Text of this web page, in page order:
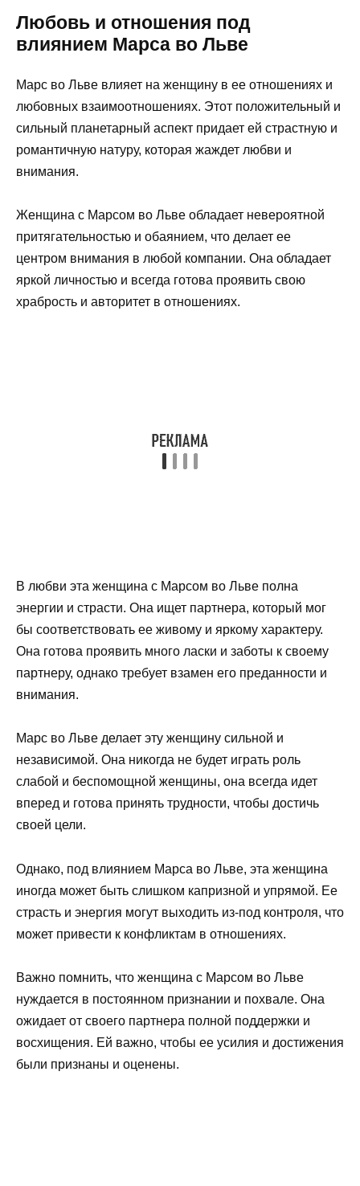
Любовь и отношения под
влиянием Марса во Льве
Марс во Льве влияет на женщину в ее отношениях и
любовных взаимоотношениях. Этот положительный и
сильный планетарный аспект придает ей страстную и
романтичную натуру, которая жаждет любви и
внимания.
Женщина с Марсом во Льве обладает невероятной
притягательностью и обаянием, что делает ее
центром внимания в любой компании. Она обладает
яркой личностью и всегда готова проявить свою
храбрость и авторитет в отношениях.
В любви эта женщина с Марсом во Льве полна
энергии и страсти. Она ищет партнера, который мог
бы соответствовать ее живому и яркому характеру.
Она готова проявить много ласки и заботы к своему
партнеру, однако требует взамен его преданности и
внимания.
Марс во Льве делает эту женщину сильной и
независимой. Она никогда не будет играть роль
слабой и беспомощной женщины, она всегда идет
вперед и готова принять трудности, чтобы достичь
своей цели.
Однако, под влиянием Марса во Льве, эта женщина
иногда может быть слишком капризной и упрямой. Ее
страсть и энергия могут выходить из-под контроля, что
может привести к конфликтам в отношениях.
Важно помнить, что женщина с Марсом во Льве
нуждается в постоянном признании и похвале. Она
ожидает от своего партнера полной поддержки и
восхищения. Ей важно, чтобы ее усилия и достижения
были признаны и оценены.